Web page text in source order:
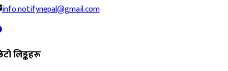
info.notifynepal@gmail.com
लिङ्कहरू